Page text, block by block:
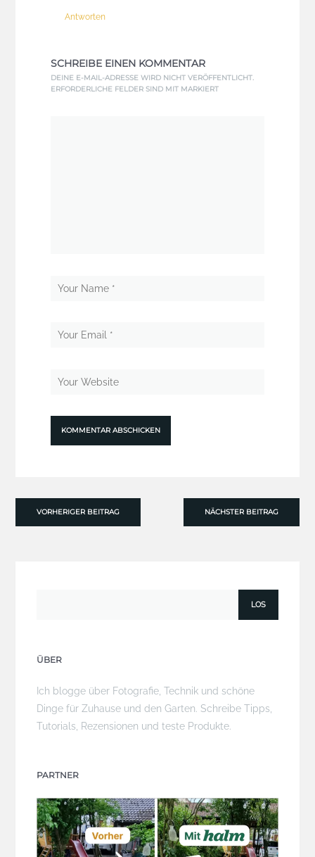
Antworten
SCHREIBE EINEN KOMMENTAR
DEINE E-MAIL-ADRESSE WIRD NICHT VERÖFFENTLICHT.
ERFORDERLICHE FELDER SIND MIT MARKIERT
VORHERIGER BEITRAG NÄCHSTER BEITRAG
ÜBER
Ich blogge über Fotografie, Technik und schöne
Dinge für Zuhause und den Garten. Schreibe Tipps,
Tutorials, Rezensionen und teste Produkte.
PARTNER